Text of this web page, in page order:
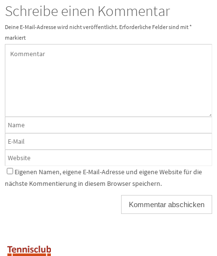
Schreibe einen Kommentar
Deine E-Mail-Adresse wird nicht veröffentlicht. Erforderliche Felder sind mit *
markiert
Eigenen Namen, eigene E-Mail-Adresse und eigene Website für die
nächste Kommentierung in diesem Browser speichern.